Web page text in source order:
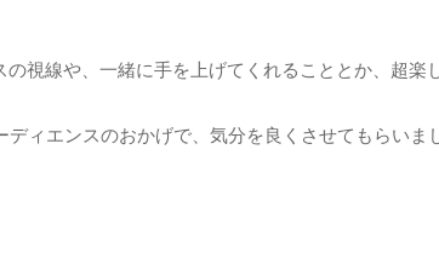
視線や、一緒に手を上げてくれることとか、超楽
ディエンスのおかげで、気分を良くさせてもらいま